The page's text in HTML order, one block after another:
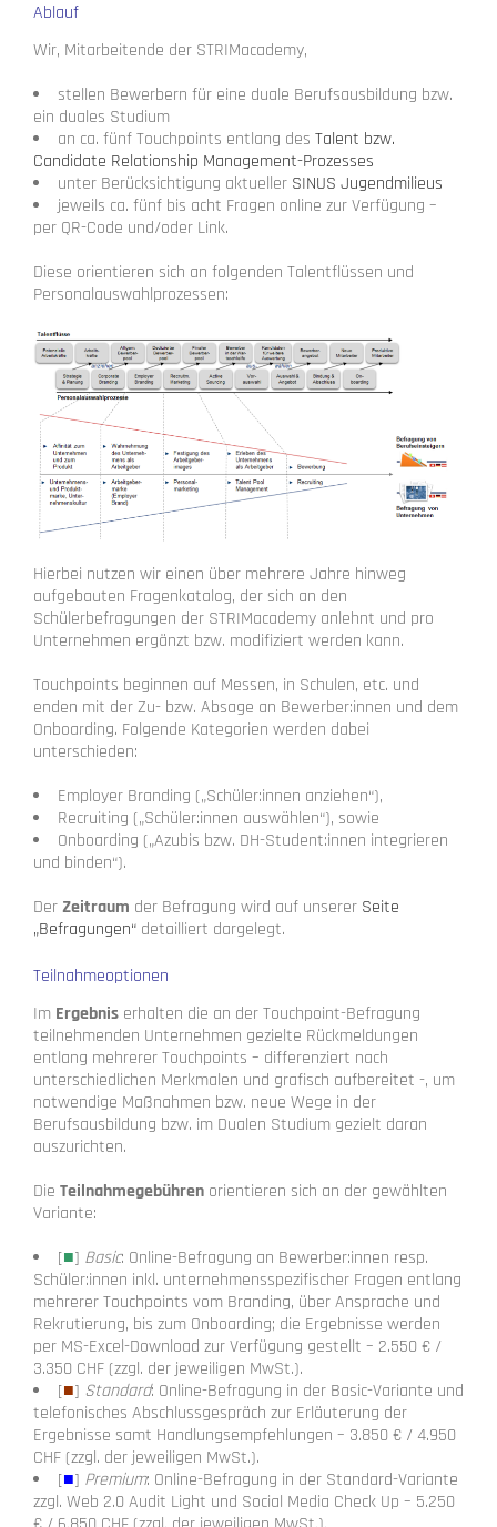
Ablauf
Wir, Mitarbeitende der STRIMacademy,
stellen Bewerbern für eine duale Berufsausbildung bzw.
ein duales Studium
an ca. fünf Touchpoints entlang des Talent bzw.
Candidate Relationship Management-Prozesses
unter Berücksichtigung aktueller SINUS Jugendmilieus
jeweils ca. fünf bis acht Fragen online zur Verfügung –
per QR-Code und/oder Link.
Diese orientieren sich an folgenden Talentflüssen und
Personalauswahlprozessen:
Hierbei nutzen wir einen über mehrere Jahre hinweg
aufgebauten Fragenkatalog, der sich an den
Schülerbefragungen der STRIMacademy anlehnt und pro
Unternehmen ergänzt bzw. modifiziert werden kann.
Touchpoints beginnen auf Messen, in Schulen, etc. und
enden mit der Zu- bzw. Absage an Bewerber:innen und dem
Onboarding. Folgende Kategorien werden dabei
unterschieden:
Employer Branding („Schüler:innen anziehen“),
Recruiting („Schüler:innen auswählen“), sowie
Onboarding („Azubis bzw. DH-Student:innen integrieren
und binden“).
DerZeitraum der Befragung wird auf unserer Seite
„Befragungen“ detailliert dargelegt.
Teilnahmeoptionen
Im Ergebnis erhalten die an der Touchpoint-Befragung
teilnehmenden Unternehmen gezielte Rückmeldungen
entlang mehrerer Touchpoints – differenziert nach
unterschiedlichen Merkmalen und grafisch aufbereitet -, um
notwendige Maßnahmen bzw. neue Wege in der
Berufsausbildung bzw. im Dualen Studium gezielt daran
auszurichten.
Die Teilnahmegebühren orientieren sich an der gewählten
Variante:
[■] Basic: Online-Befragung an Bewerber:innen resp.
Schüler:innen inkl. unternehmensspezifischer Fragen entlang
mehrerer Touchpoints vom Branding, über Ansprache und
Rekrutierung, bis zum Onboarding; die Ergebnisse werden
per MS-Excel-Download zur Verfügung gestellt – 2.550 € /
3.350 CHF (zzgl. der jeweiligen MwSt.).
[■] Standard: Online-Befragung in der Basic-Variante und
telefonisches Abschlussgespräch zur Erläuterung der
Ergebnisse samt Handlungsempfehlungen – 3.850 € / 4.950
CHF (zzgl. der jeweiligen MwSt.).
[■] Premium: Online-Befragung in der Standard-Variante
zzgl. Web 2.0 Audit Light und Social Media Check Up – 5.250